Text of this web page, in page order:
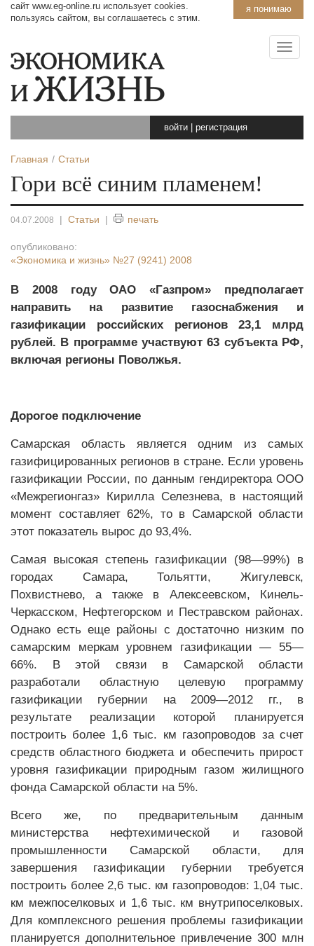
я понимаю
сайт www.eg-online.ru использует cookies.
пользуясь сайтом, вы соглашаетесь с этим.
войти регистрация
Главная Статьи
Гори всё синим пламенем!
04.07.2008 | Статьи | печать
опубликовано:
«Экономика и жизнь» №27 (9241) 2008
В 2008 году ОАО «Газпром» предполагает
направить на развитие газоснабжения и
газификации российских регионов 23,1 млрд
рублей. В программе участвуют 63 субъекта РФ,
включая регионы Поволжья.
Дорогое подключение
Самарская область является одним из самых
газифицированных регионов в стране. Если уровень
газификации России, по данным гендиректора ООО
«Межрегионгаз» Кирилла Селезнева, в настоящий
момент составляет 62%, то в Самарской области
этот показатель вырос до 93,4%.
Самая высокая степень газификации (98—99%) в
городах Самара, Тольятти, Жигулевск,
Похвистнево, а также в Алексеевском, Кинель-
Черкасском, Нефтегорском и Пестравском районах.
Однако есть еще районы с достаточно низким по
самарским меркам уровнем газификации — 55—
66%. В этой связи в Самарской области
разработали областную целевую программу
газификации губернии на 2009—2012 гг., в
результате реализации которой планируется
построить более 1,6 тыс. км газопроводов за счет
средств областного бюджета и обеспечить прирост
уровня газификации природным газом жилищного
фонда Самарской области на 5%.
Всего же, по предварительным данным
министерства нефтехимической и газовой
промышленности Самарской области, для
завершения газификации губернии требуется
построить более 2,6 тыс. км газопроводов: 1,04 тыс.
км межпоселковых и 1,6 тыс. км внутрипоселковых.
Для комплексного решения проблемы газификации
планируется дополнительное привлечение 300 млн